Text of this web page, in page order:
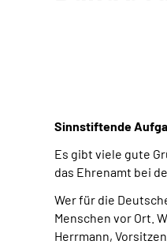
Sinnstiftende
Es gibt viele gute
das Ehrenamt bei
Wer für die
Menschen vor Ort.
Herrmann,